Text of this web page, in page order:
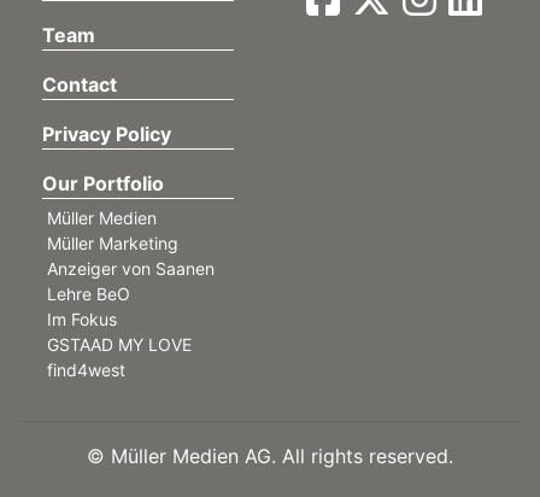
Team
Contact
Privacy Policy
Our Portfolio
Müller Medien
Müller Marketing
Anzeiger von Saanen
Lehre BeO
Im Fokus
GSTAAD MY LOVE
find4west
© Müller Medien AG. All rights reserved.